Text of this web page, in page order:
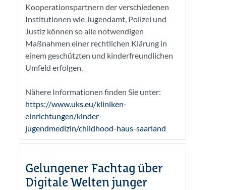
Kooperationspartnern der verschiedenen
Institutionen wie Jugendamt, Polizei und
Justiz können so alle notwendigen
Maßnahmen einer rechtlichen Klärung in
einem geschützten und kinderfreundlichen
Umfeld erfolgen.
Nähere Informationen finden Sie unter:
https://www.uks.eu/kliniken-
einrichtungen/kinder-
jugendmedizin/childhood-haus-saarland
Gelungener Fachtag über
Digitale Welten junger